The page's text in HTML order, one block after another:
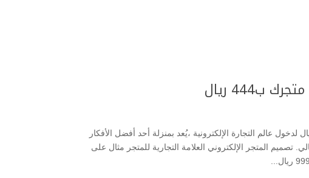
ب444 ريال
متجر الكتروني احترافي متجرك ب444 ريال لدخول عالم التجارة الإلكترونية ،يُعد بمنزلة أحد أفضل الأفكار
تصميم المتجر الإلكتروني العلامة التجارية للمتجر مثال على